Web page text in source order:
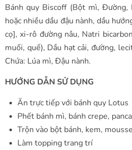
Bánh quy Biscoff (Bột mì,
hoặc nhiều dầu đậu nành, dầu
cọ], xi-rô đường nâu, Natri
muối, quế), Dầu hạt cải, đường,
Chứa: Lúa mì, Đậu nành.
HƯỚNG DẪN SỬ DỤNG
Ăn trực tiếp với bánh quy Lotus
Phết bánh mì, bánh crepe,
Trộn vào bột bánh, kem,
Làm topping trang trí